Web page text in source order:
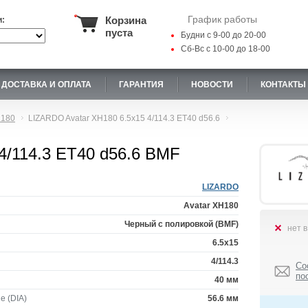
Корзина
пуста
График работы
Будни с 9-00 до 20-00
Сб-Вс с 10-00 до 18-00
ДОСТАВКА И ОПЛАТА ГАРАНТИЯ НОВОСТИ КОНТАКТЫ
LIZARDO Avatar XH180 6.5x15 4/114.3 ET40 d56.6
114.3 ET40 d56.6 BMF
нет
LIZARDO
Avatar XH180
Черный с полировкой (BMF)
6.5x15
4/114.3
40 мм
(DIA)
56.6 мм